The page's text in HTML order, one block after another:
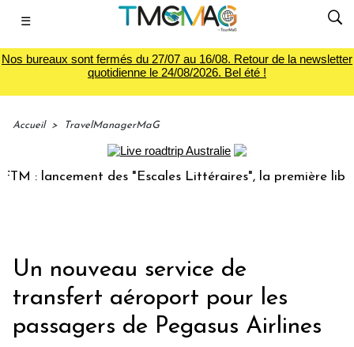
☰
Nos bureaux sont fermés du 27/07 au 16/08. Retour de la newsletter
quotidienne le 24/08/2026. Bel été !
Accueil > TravelManagerMaG
: lancement des "Escales Littéraires", la première librairie
Un nouveau service de
transfert aéroport pour les
passagers de Pegasus Airlines